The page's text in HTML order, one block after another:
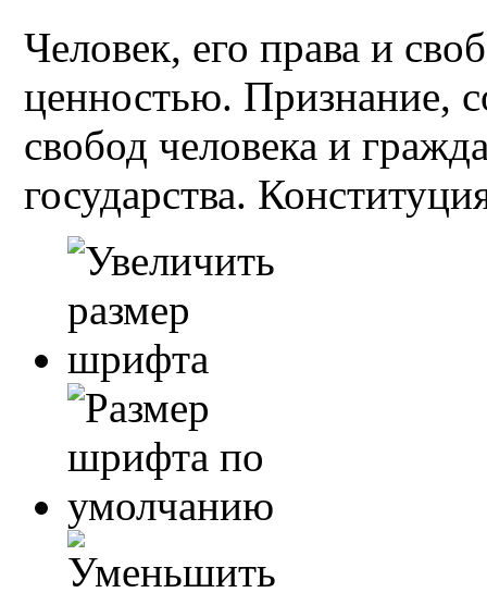
Человек, его права и
ценностью. Признание,
свобод человека и
государства.